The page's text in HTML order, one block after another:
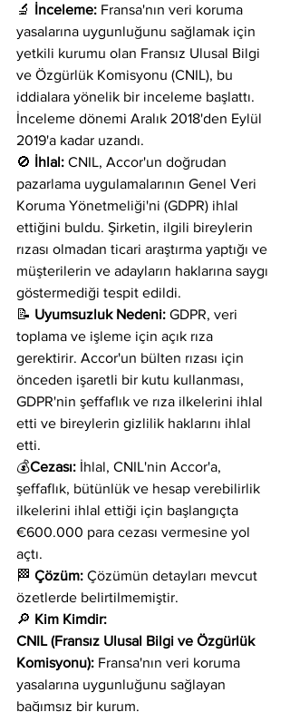
🔬 İnceleme: Fransa'nın veri koruma
yasalarına uygunluğunu sağlamak için
yetkili kurumu olan Fransız Ulusal Bilgi
ve Özgürlük Komisyonu (CNIL), bu
iddialara yönelik bir inceleme başlattı.
İnceleme dönemi Aralık 2018'den Eylül
2019'a kadar uzandı.
🚫 İhlal: CNIL, Accor'un doğrudan
pazarlama uygulamalarının Genel Veri
Koruma Yönetmeliği'ni (GDPR) ihlal
ettiğini buldu. Şirketin, ilgili bireylerin
rızası olmadan ticari araştırma yaptığı ve
müşterilerin ve adayların haklarına saygı
göstermediği tespit edildi.
📝 Uyumsuzluk Nedeni: GDPR, veri
toplama ve işleme için açık rıza
gerektirir. Accor'un bülten rızası için
önceden işaretli bir kutu kullanması,
GDPR'nin şeffaflık ve rıza ilkelerini ihlal
etti ve bireylerin gizlilik haklarını ihlal
etti.
💰Cezası: İhlal, CNIL'nin Accor'a,
şeffaflık, bütünlük ve hesap verebilirlik
ilkelerini ihlal ettiği için başlangıçta
€600.000 para cezası vermesine yol
açtı.
🏁 Çözüm: Çözümün detayları mevcut
özetlerde belirtilmemiştir.
🔎 Kim Kimdir:
CNIL (Fransız Ulusal Bilgi ve Özgürlük
Komisyonu): Fransa'nın veri koruma
yasalarına uygunluğunu sağlayan
bağımsız bir kurum.